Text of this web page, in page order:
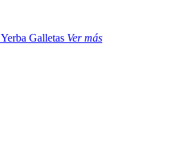
Yerba Galletas Ver más